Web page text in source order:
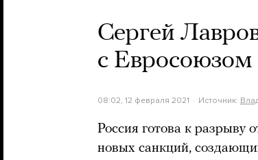
Сергей
с Евросоюзом
08:02, 12 февраля 2021 Источник:
Россия готова к разрыву
новых санкций,